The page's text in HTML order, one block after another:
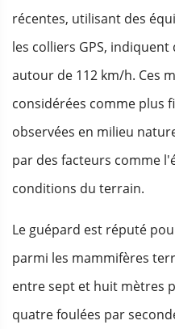
récentes, utilisant des
les colliers GPS,
autour de 112 km/h. Ces
considérées comme plus
observées en milieu
par des facteurs comme
conditions du terrain.
Le guépard est réputé
parmi les mammifères
entre sept et huit mètres
quatre foulées par